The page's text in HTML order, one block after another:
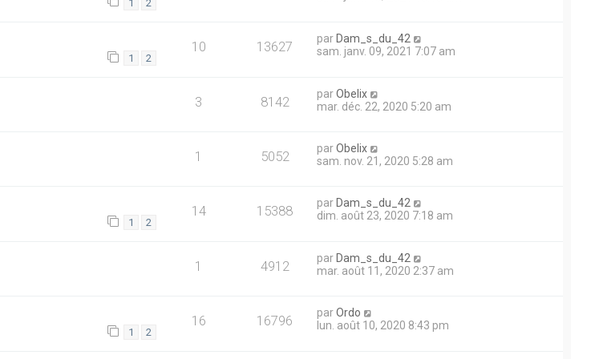
1 2
1 2
10 13627 parDam_s_du_42
sam. janv. 09, 2021 7:07 am
3 8142 parObelix
mar. déc. 22, 2020 5:20 am
1 5052 parObelix
sam. nov. 21, 2020 5:28 am
1 2
14 15388 par Dam_s_du_42
dim. août 23, 2020 7:18 am
1 4912 par Dam_s_du_42
mar. août 11, 2020 2:37 am
1 2
16 16796 parOrdo
lun. août 10, 2020 8:43 pm